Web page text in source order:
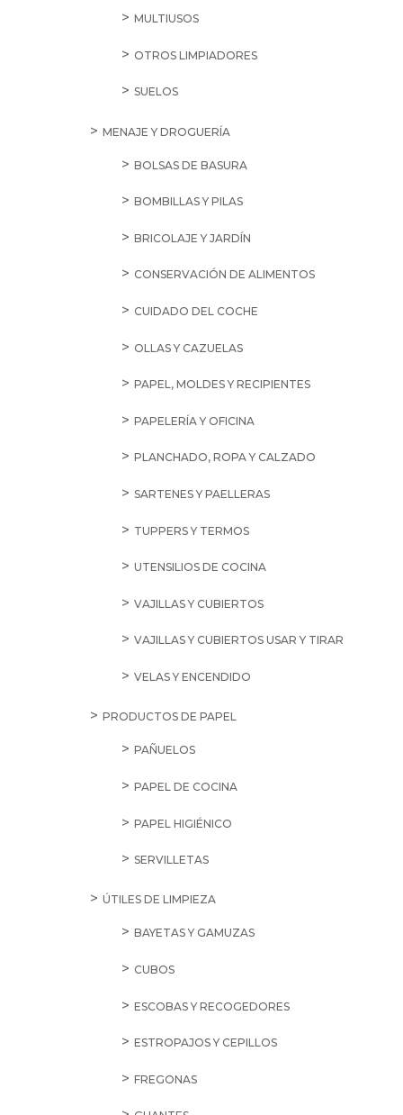
MULTIUSOS
OTROS LIMPIADORES
SUELOS
MENAJE Y DROGUERÍA
BOLSAS DE BASURA
BOMBILLAS Y PILAS
BRICOLAJE Y JARDÍN
CONSERVACIÓN DE ALIMENTOS
CUIDADO DEL COCHE
OLLAS Y CAZUELAS
PAPEL, MOLDES Y RECIPIENTES
PAPELERÍA Y OFICINA
PLANCHADO, ROPA Y CALZADO
SARTENES Y PAELLERAS
TUPPERS Y TERMOS
UTENSILIOS DE COCINA
VAJILLAS Y CUBIERTOS
VAJILLAS Y CUBIERTOS USAR Y TIRAR
VELAS Y ENCENDIDO
PRODUCTOS DE PAPEL
PAÑUELOS
PAPEL DE COCINA
PAPEL HIGIÉNICO
SERVILLETAS
ÚTILES DE LIMPIEZA
BAYETAS Y GAMUZAS
CUBOS
ESCOBAS Y RECOGEDORES
ESTROPAJOS Y CEPILLOS
FREGONAS